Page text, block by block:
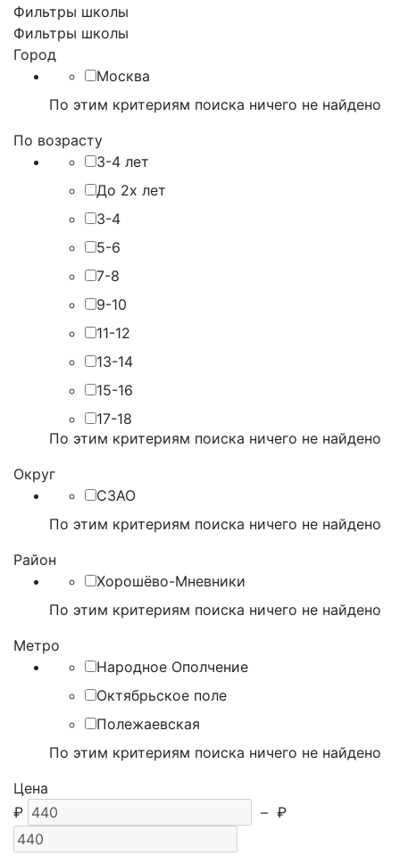
Фильтры школы
Фильтры школы
Город
Москва
По этим критериям поиска ничего не найдено
По возрасту
3-4 лет
До 2х лет
3-4
5-6
7-8
9-10
11-12
13-14
15-16
17-18
По этим критериям поиска ничего не найдено
Округ
СЗАО
По этим критериям поиска ничего не найдено
Район
Хорошёво-Мневники
По этим критериям поиска ничего не найдено
Метро
Народное Ополчение
Октябрьское поле
Полежаевская
По этим критериям поиска ничего не найдено
Цена
₽
– ₽